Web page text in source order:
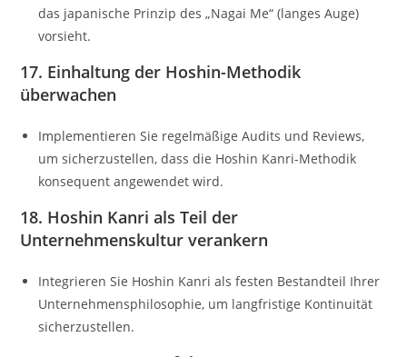
das japanische Prinzip des „Nagai Me“ (langes Auge)
vorsieht.
17. Einhaltung der Hoshin-Methodik
überwachen
Implementieren Sie regelmäßige Audits und Reviews,
um sicherzustellen, dass die Hoshin Kanri-Methodik
konsequent angewendet wird.
18. Hoshin Kanri als Teil der
Unternehmenskultur verankern
Integrieren Sie Hoshin Kanri als festen Bestandteil Ihrer
Unternehmensphilosophie, um langfristige Kontinuität
sicherzustellen.